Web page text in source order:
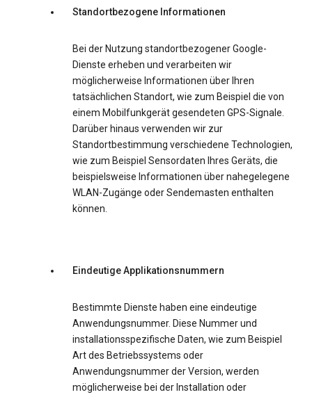
Standortbezogene Informationen
Bei der Nutzung standortbezogener Google-
Dienste erheben und verarbeiten wir
möglicherweise Informationen über Ihren
tatsächlichen Standort, wie zum Beispiel die von
einem Mobilfunkgerät gesendeten GPS-Signale.
Darüber hinaus verwenden wir zur
Standortbestimmung verschiedene Technologien,
wie zum Beispiel Sensordaten Ihres Geräts, die
beispielsweise Informationen über nahegelegene
WLAN-Zugänge oder Sendemasten enthalten
können.
Eindeutige Applikationsnummern
Bestimmte Dienste haben eine eindeutige
Anwendungsnummer. Diese Nummer und
installationsspezifische Daten, wie zum Beispiel
Art des Betriebssystems oder
Anwendungsnummer der Version, werden
möglicherweise bei der Installation oder